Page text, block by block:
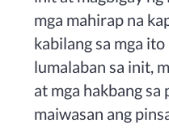
mga mahirap na
kabilang sa mga
lumalaban sa init,
at mga hakbang
maiwasan ang